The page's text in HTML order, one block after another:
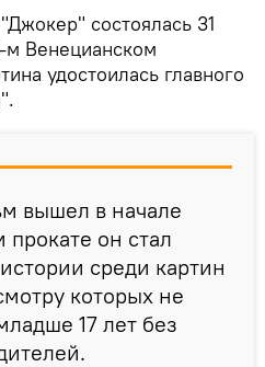
состоялась 31
м Венецианском
удостоилась главного
вышел в начале
он стал
среди картин
которых не
17 лет без